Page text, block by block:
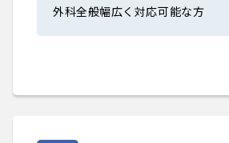
外科全般幅広く対応可能な方